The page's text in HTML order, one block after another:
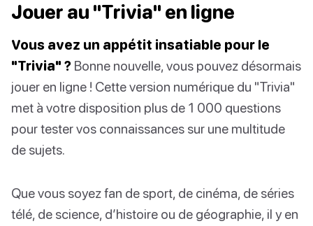
Jouer au "Trivia" en ligne
Vous avez un appétit insatiable pour le
"Trivia" ? Bonne nouvelle, vous pouvez désormais
jouer en ligne ! Cette version numérique du "Trivia"
met à votre disposition plus de 1 000 questions
pour tester vos connaissances sur une multitude
de sujets.
Que vous soyez fan de sport, de cinéma, de séries
télé, de science, d’histoire ou de géographie, il y en